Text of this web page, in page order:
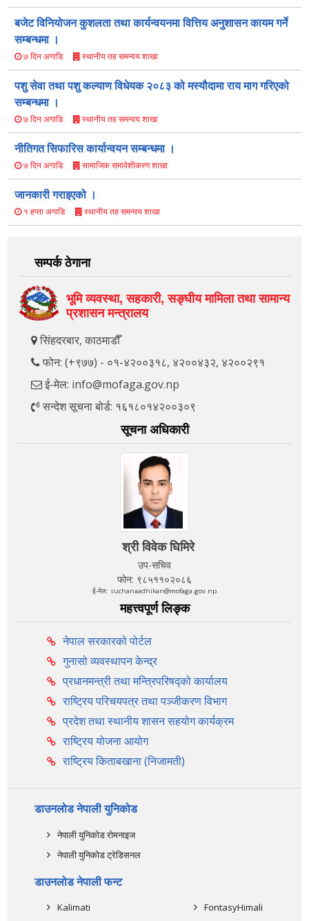
बजेट विनियोजन कुशलता तथा कार्यन्वयनमा वित्तिय अनुशासन कायम गर्ने
सम्बन्धमा ।
७ दिन अगाडि स्थानीय तह समन्वय शाखा
पशु सेवा तथा पशु कल्याण विधेयक २०८३ को मस्यौ‍दामा राय माग गरिएको
सम्बन्धमा ।
७ दिन अगाडि स्थानीय तह समन्वय शाखा
नीतिगत सिफारिस कार्यान्वयन सम्बन्धमा ।
७ दिन अगाडि सामाजिक समावेशीकरण शाखा
जानकारी गराइएको ।
१ हप्ता अगाडि स्थानीय तह समन्वय शाखा
सम्पर्क ठेगाना
भूमि व्यवस्था, सहकारी, सङ्‍घीय मामिला तथा सामान्य
प्रशासन मन्त्रालय
सिंहदरबार, काठमाडौँ
फोन: (+९७७) - ०१-४२००३१८, ४२००४३२, ४२००२९१
ई-मेल: info@mofaga.gov.np
सन्देश सूचना बोर्ड: १६१८०१४२००३०९
सूचना अधिकारी
श्री विवेक घिमिरे
उप-सचिव
फोन: ९८५११०२०८६
ई-मेल: suchanaadhikari@mofaga.gov.np
महत्त्वपूर्ण लिङ्क
नेपाल सरकारको पोर्टल
गुनासो व्यवस्थापन केन्द्र
प्रधानमन्त्री तथा मन्त्रिपरिषद्को कार्यालय
राष्ट्रिय परिचयपत्र तथा पञ्‍जीकरण विभाग
प्रदेश तथा स्थानीय शासन सहयोग कार्यक्रम
राष्ट्रिय योजना आयोग
राष्ट्रिय किताबखाना (निजामती)
डाउनलोड नेपाली युनिकोड
नेपाली युनिकोड रोमनाइज
नेपाली युनिकोड ट्रेडिसनल
डाउनलोड नेपाली फन्ट
Kalimati FontasyHimali